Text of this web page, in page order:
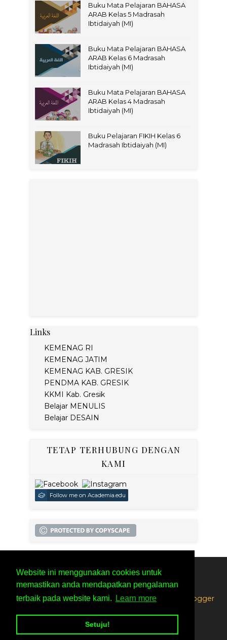
Website ini menggunakan cookies untuk
memastikan anda mendapatkan pengalaman
terbaik pada website kami.
Learn more
Setuju!
Buku Mata Pelajaran BAHASA
ARAB Kelas 5 Madrasah
Ibtidaiyah (MI)
Buku Mata Pelajaran BAHASA
ARAB Kelas 6 Madrasah
Ibtidaiyah (MI)
Buku Mata Pelajaran BAHASA
ARAB Kelas 4 Madrasah
Ibtidaiyah (MI)
Buku Pelajaran FIKIH Kelas 6
Madrasah Ibtidaiyah (MI)
Links
KEMENAG RI
KEMENAG JATIM
KEMENAG KAB. GRESIK
PENDMA KAB. GRESIK
KKMI Kab. Gresik
Belajar MENULIS
Belajar DESAIN
TETAP TERHUBUNG DENGAN
KAMI
Follow me on Academia.edu
SITEMAP PRIVACY POLICY
Created BySoraTemplates| Distributed By Free Blogger
Templates